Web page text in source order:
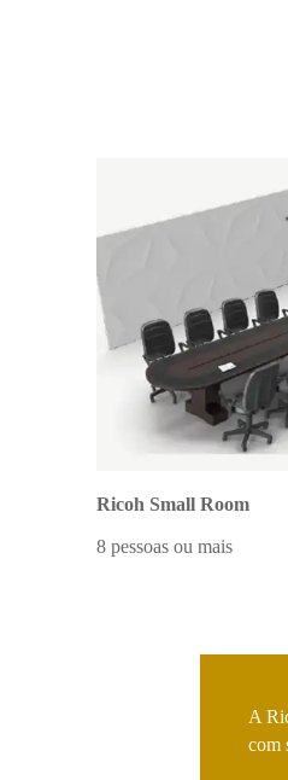
Ricoh Small Room
8 pessoas ou mais
A
com